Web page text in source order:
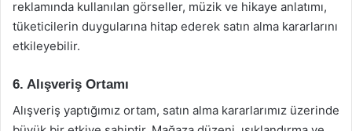
reklamında kullanılan görseller, müzik ve hikaye anlatımı,
tüketicilerin duygularına hitap ederek satın alma kararlarını
etkileyebilir.
6. Alışveriş Ortamı
Alışveriş yaptığımız ortam, satın alma kararlarımız üzerinde